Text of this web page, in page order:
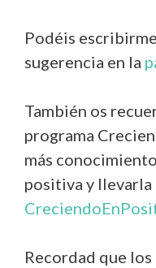
Podéis
sugerencia en la
También os
programa
más
positiva y llevarla
Recordad que